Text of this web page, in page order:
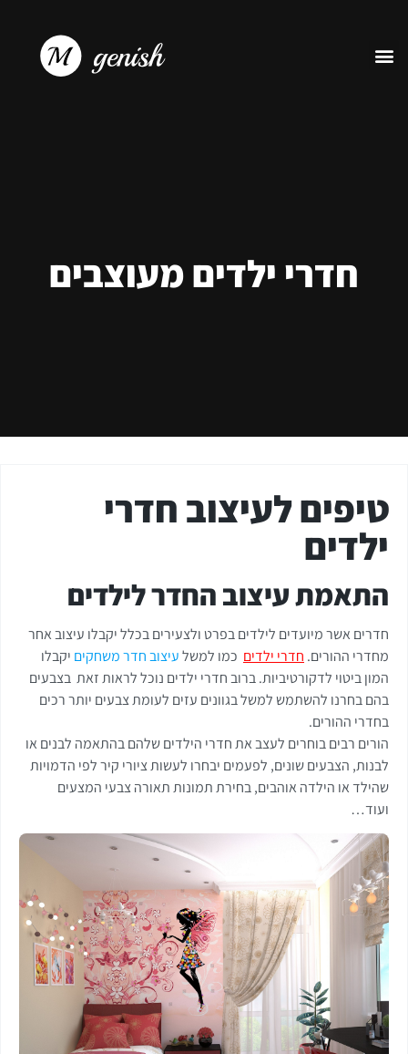
חדרי ילדים מעוצבים
טיפים לעיצוב חדרי
ילדים
התאמת עיצוב החדר לילדים
חדרים אשר מיועדים לילדים בפרט ולצעירים בכלל יקבלו עיצוב אחר
מחדרי ההורים. חדרי ילדים כמו למשלעיצוב חדר משחקים יקבלו
המון ביטוי לדקורטיביות. ברוב חדרי ילדים נוכל לראות זאת בצבעים
בהם בחרנו להשתמש למשל בגוונים עזים לעומת צבעים יותר רכים
בחדרי ההורים.
הורים רבים בוחרים לעצב את חדרי הילדים שלהם בהתאמה לבנים או
לבנות, הצבעים שונים, לפעמים יבחרו לעשות ציורי קיר לפי הדמויות
שהילד או הילדה אוהבים, בחירת תמונות תאורה צבעי המצעים
ועוד…